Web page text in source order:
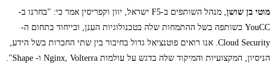
מוטי בן שושן
, מנהל השותפים ב-F5 ישראל, יוון וקפריסין אמר כי: "בחרנו ב-
YouCC כשותפה בשל ההתמחות שלה בטכנולוגיות הענן, ובייחוד בתחום ה-
Cloud Security. אנו רואים פוטנציאל גדול בחיבור בין שתי החברות בשל הידע,
הניסיון, המקצועיות והמיקוד שלה בדגש על עולמות Nginx, Volterra ו- Shape".